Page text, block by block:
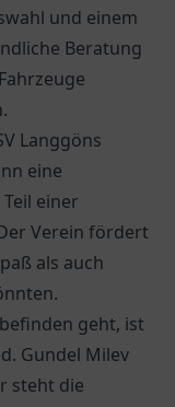
und einem
Beratung
Langgöns
eine
einer
Verein fördert
als auch
geht, ist
Gundel Milev
steht die